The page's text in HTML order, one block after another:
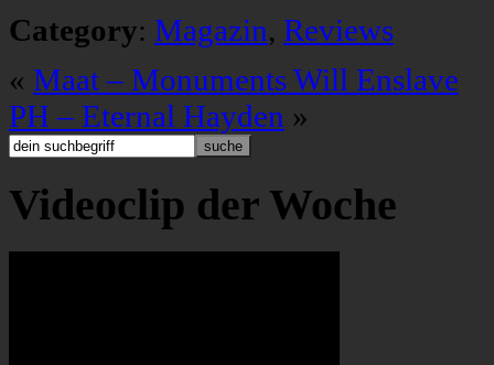
Category: Magazin, Reviews
« Maat – Monuments Will Enslave
PH – Eternal Hayden »
Videoclip der Woche